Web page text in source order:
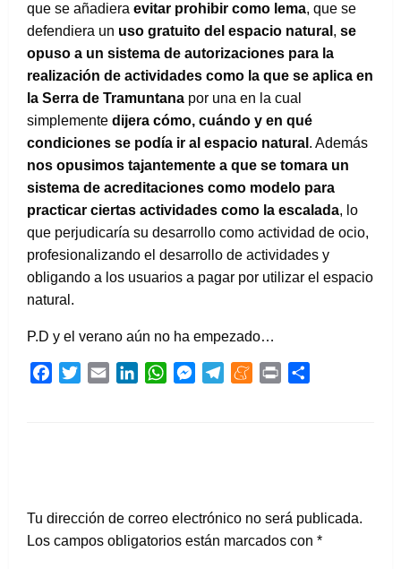
que se añadiera evitar prohibir como lema, que se
defendiera un uso gratuito del espacio natural , se
opuso a un sistema de autorizaciones para la
realización de actividades como la que se aplica en
la Serra de Tramuntana por una en la cual
simplemente dijera cómo, cuándo y en qué
condiciones se podía ir al espacio natural . Además
nos opusimos tajantemente a que se tomara un
sistema de acreditaciones como modelo para
practicar ciertas actividades como la escalada, lo
que perjudicaría su desarrollo como actividad de ocio,
profesionalizando el desarrollo de actividades y
obligando a los usuarios a pagar por utilizar el espacio
natural.
P.D y el verano aún no ha empezado…
Facebook
TwitterEmail LinkedInWhatsAppMessenger
TelegramMeneame
Print
Tu dirección de correo electrónico no será publicada.
Los campos obligatorios están marcados con *